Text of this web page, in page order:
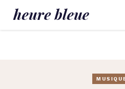
heure bleue